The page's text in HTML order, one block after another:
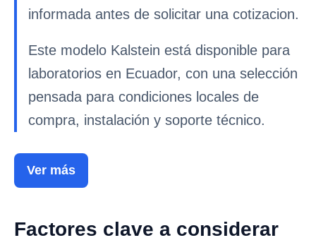
informada antes de solicitar una cotizacion.
Este modelo Kalstein está disponible para
laboratorios en Ecuador, con una selección
pensada para condiciones locales de
compra, instalación y soporte técnico.
Ver más
Factores clave a considerar